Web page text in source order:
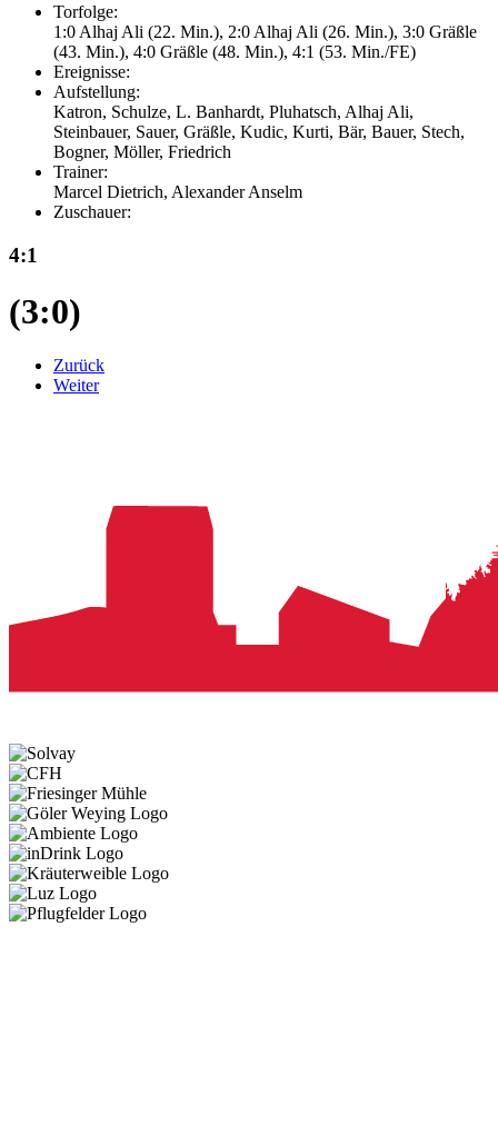
Torfolge:
1:0 Alhaj Ali (22. Min.), 2:0 Alhaj Ali (26. Min.), 3:0 Gräßle
(43. Min.), 4:0 Gräßle (48. Min.), 4:1 (53. Min./FE)
Ereignisse:
Aufstellung:
Katron, Schulze, L. Banhardt, Pluhatsch, Alhaj Ali,
Steinbauer, Sauer, Gräßle, Kudic, Kurti, Bär, Bauer, Stech,
Bogner, Möller, Friedrich
Trainer:
Marcel Dietrich, Alexander Anselm
Zuschauer:
4:1
(3:0)
Zurück
Weiter